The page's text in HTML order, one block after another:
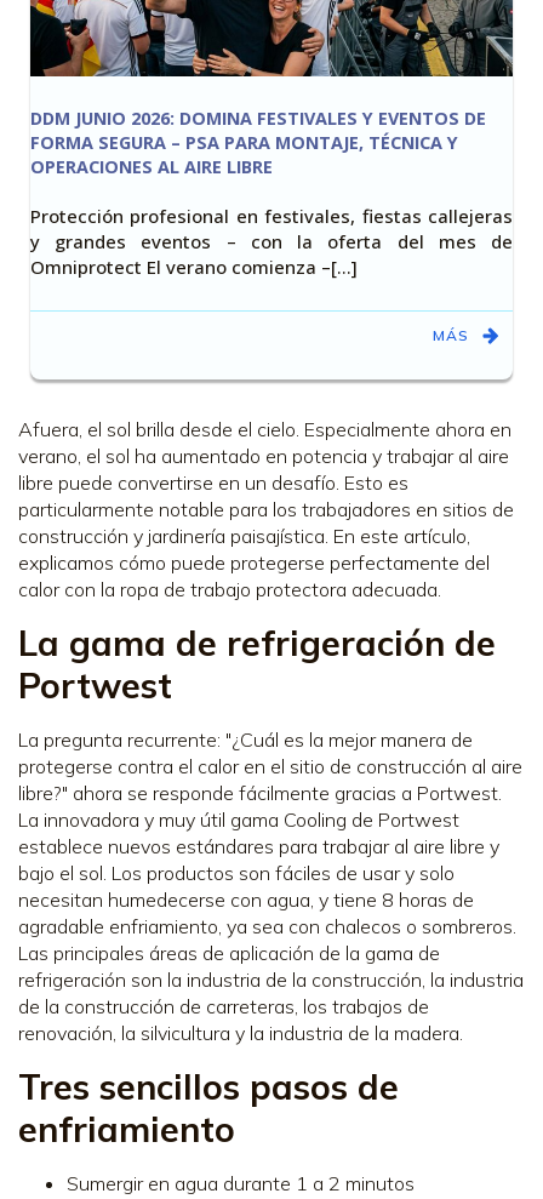
DDM JUNIO 2026: DOMINA FESTIVALES Y EVENTOS DE
FORMA SEGURA – PSA PARA MONTAJE, TÉCNICA Y
OPERACIONES AL AIRE LIBRE
Protección profesional en festivales, fiestas callejeras
y grandes eventos – con la oferta del mes de
Omniprotect El verano comienza –[…]
MÁS
Afuera, el sol brilla desde el cielo. Especialmente ahora en
verano, el sol ha aumentado en potencia y trabajar al aire
libre puede convertirse en un desafío. Esto es
particularmente notable para los trabajadores en sitios de
construcción y jardinería paisajística. En este artículo,
explicamos cómo puede protegerse perfectamente del
calor con la ropa de trabajo protectora adecuada.
La gama de refrigeración de
Portwest
La pregunta recurrente: "¿Cuál es la mejor manera de
protegerse contra el calor en el sitio de construcción al aire
libre?" ahora se responde fácilmente gracias a Portwest.
La innovadora y muy útil gama Cooling de Portwest
establece nuevos estándares para trabajar al aire libre y
bajo el sol. Los productos son fáciles de usar y solo
necesitan humedecerse con agua, y tiene 8 horas de
agradable enfriamiento, ya sea con chalecos o sombreros.
Las principales áreas de aplicación de la gama de
refrigeración son la industria de la construcción, la industria
de la construcción de carreteras, los trabajos de
renovación, la silvicultura y la industria de la madera.
Tres sencillos pasos de
enfriamiento
Sumergir en agua durante 1 a 2 minutos